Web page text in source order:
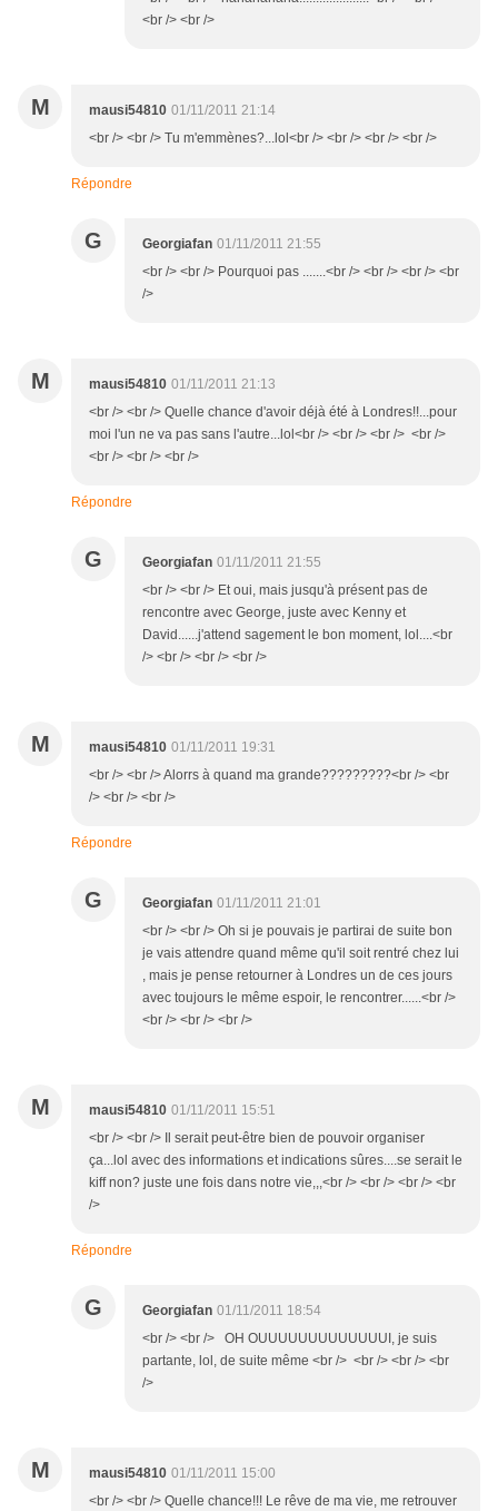
<br /> <br />
M mausi54810 01/11/2011 21:14
<br /> <br /> Tu m'emmènes?...lol<br /> <br /> <br /> <br />
Répondre
G Georgiafan 01/11/2011 21:55
<br /> <br /> Pourquoi pas .......<br /> <br /> <br /> <br
/>
M mausi54810 01/11/2011 21:13
<br /> <br /> Quelle chance d'avoir déjà été à Londres!!...pour
moi l'un ne va pas sans l'autre...lol<br /> <br /> <br /> <br />
<br /> <br /> <br />
Répondre
G Georgiafan 01/11/2011 21:55
<br /> <br /> Et oui, mais jusqu'à présent pas de
rencontre avec George, juste avec Kenny et
David......j'attend sagement le bon moment, lol....<br
/> <br /> <br /> <br />
M mausi54810 01/11/2011 19:31
<br /> <br /> Alorrs à quand ma grande?????????<br /> <br
/> <br /> <br />
Répondre
G Georgiafan 01/11/2011 21:01
<br /> <br /> Oh si je pouvais je partirai de suite bon
je vais attendre quand même qu'il soit rentré chez lui
, mais je pense retourner à Londres un de ces jours
avec toujours le même espoir, le rencontrer......<br />
<br /> <br /> <br />
M mausi54810 01/11/2011 15:51
<br /> <br /> Il serait peut-être bien de pouvoir organiser
ça...lol avec des informations et indications sûres....se serait le
kiff non? juste une fois dans notre vie,,,<br /> <br /> <br /> <br
/>
Répondre
G Georgiafan 01/11/2011 18:54
<br /> <br /> OH OUUUUUUUUUUUUUI, je suis
partante, lol, de suite même <br /> <br /> <br /> <br
/>
M mausi54810 01/11/2011 15:00
<br /> <br /> Quelle chance!!! Le rêve de ma vie, me retrouver